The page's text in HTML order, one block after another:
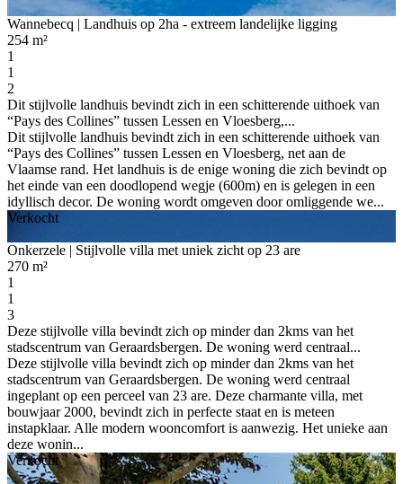
Wannebecq | Landhuis op 2ha - extreem landelijke ligging
254 m²
1
1
2
Dit stijlvolle landhuis bevindt zich in een schitterende uithoek van
“Pays des Collines” tussen Lessen en Vloesberg,...
Dit stijlvolle landhuis bevindt zich in een schitterende uithoek van
“Pays des Collines” tussen Lessen en Vloesberg, net aan de
Vlaamse rand. Het landhuis is de enige woning die zich bevindt op
het einde van een doodlopend wegje (600m) en is gelegen in een
idyllisch decor. De woning wordt omgeven door omliggende we...
Verkocht
Onkerzele | Stijlvolle villa met uniek zicht op 23 are
270 m²
1
1
3
Deze stijlvolle villa bevindt zich op minder dan 2kms van het
stadscentrum van Geraardsbergen. De woning werd centraal...
Deze stijlvolle villa bevindt zich op minder dan 2kms van het
stadscentrum van Geraardsbergen. De woning werd centraal
ingeplant op een perceel van 23 are. Deze charmante villa, met
bouwjaar 2000, bevindt zich in perfecte staat en is meteen
instapklaar. Alle modern wooncomfort is aanwezig. Het unieke aan
deze wonin...
Verkocht